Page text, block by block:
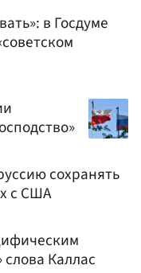
в Госдуме
сохранять
с США
Каллас